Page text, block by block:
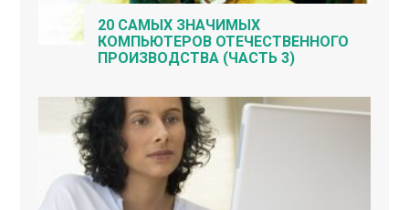
20 САМЫХ ЗНАЧИМЫХ
КОМПЬЮТЕРОВ ОТЕЧЕСТВЕННОГО
ПРОИЗВОДСТВА (ЧАСТЬ 3)